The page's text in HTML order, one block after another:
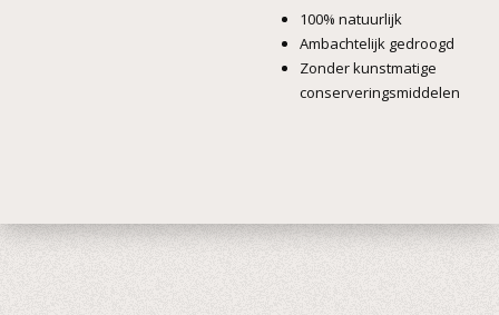
100% natuurlijk
Ambachtelijk gedroogd
Zonder kunstmatige
conserveringsmiddelen